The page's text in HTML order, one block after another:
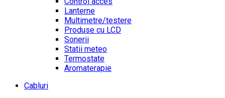
Lanterne
Multimetre/testere
Produse cu LCD
Sonerii
Statii meteo
Termostate
Aromaterapie
Cabluri